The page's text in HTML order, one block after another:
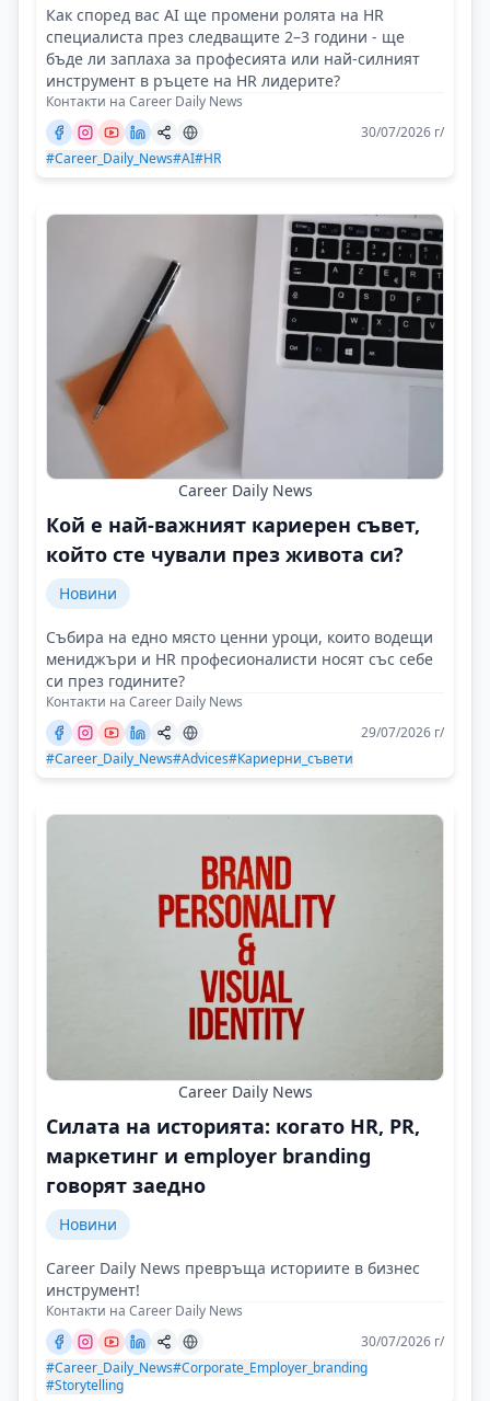
Как според вас AI ще промени ролята на HR
специалиста през следващите 2–3 години - ще
бъде ли заплаха за професията или най-силният
инструмент в ръцете на HR лидерите?
Контакти на Career Daily News
30/07/2026 г/
#Career_Daily_News#AI#HR
Career Daily News
Кой е най-важният кариерен съвет,
който сте чували през живота си?
Новини
Събира на едно място ценни уроци, които водещи
мениджъри и HR професионалисти носят със себе
си през годините?
Контакти на Career Daily News
29/07/2026 г/
#Career_Daily_News#Advices#Кариерни_съвети
Career Daily News
Силата на историята: когато HR, PR,
маркетинг и employer branding
говорят заедно
Новини
Career Daily News превръща историите в бизнес
инструмент!
Контакти на Career Daily News
30/07/2026 г/
#Career_Daily_News#Corporate_Employer_branding
#Storytelling